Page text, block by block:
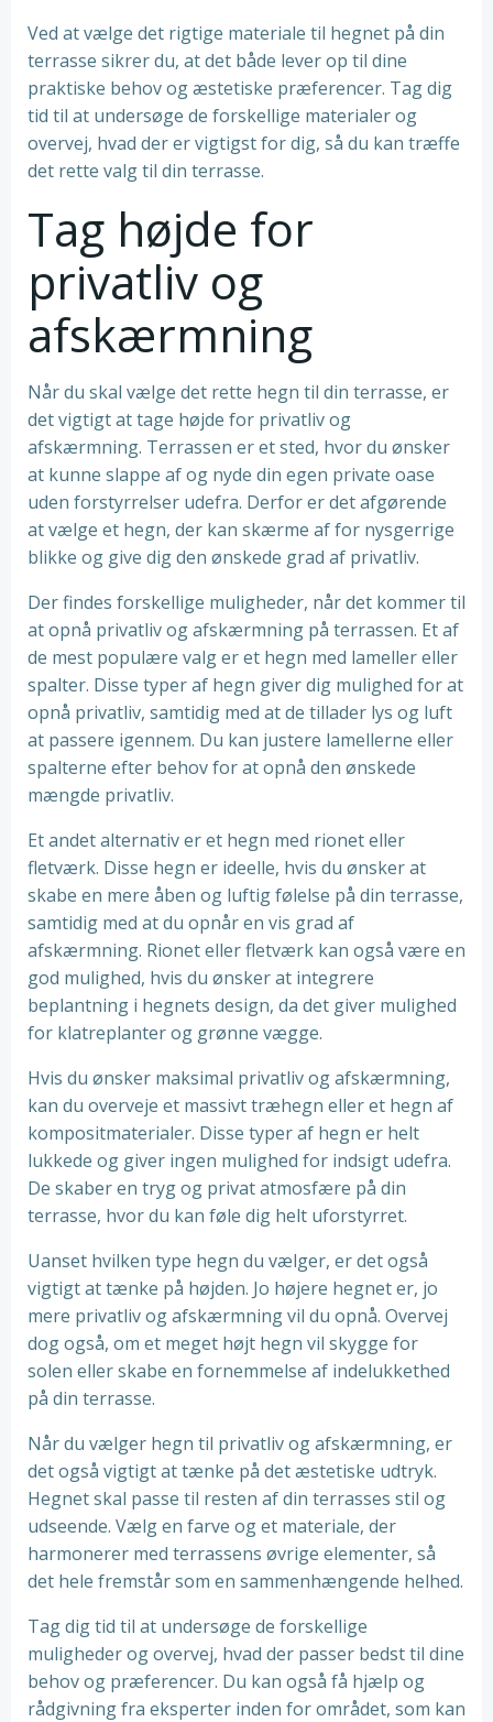
Ved at vælge det rigtige materiale til hegnet på din
terrasse sikrer du, at det både lever op til dine
praktiske behov og æstetiske præferencer. Tag dig
tid til at undersøge de forskellige materialer og
overvej, hvad der er vigtigst for dig, så du kan træffe
det rette valg til din terrasse.
Tag højde for
privatliv og
afskærmning
Når du skal vælge det rette hegn til din terrasse, er
det vigtigt at tage højde for privatliv og
afskærmning. Terrassen er et sted, hvor du ønsker
at kunne slappe af og nyde din egen private oase
uden forstyrrelser udefra. Derfor er det afgørende
at vælge et hegn, der kan skærme af for nysgerrige
blikke og give dig den ønskede grad af privatliv.
Der findes forskellige muligheder, når det kommer til
at opnå privatliv og afskærmning på terrassen. Et af
de mest populære valg er et hegn med lameller eller
spalter. Disse typer af hegn giver dig mulighed for at
opnå privatliv, samtidig med at de tillader lys og luft
at passere igennem. Du kan justere lamellerne eller
spalterne efter behov for at opnå den ønskede
mængde privatliv.
Et andet alternativ er et hegn med rionet eller
fletværk. Disse hegn er ideelle, hvis du ønsker at
skabe en mere åben og luftig følelse på din terrasse,
samtidig med at du opnår en vis grad af
afskærmning. Rionet eller fletværk kan også være en
god mulighed, hvis du ønsker at integrere
beplantning i hegnets design, da det giver mulighed
for klatreplanter og grønne vægge.
Hvis du ønsker maksimal privatliv og afskærmning,
kan du overveje et massivt træhegn eller et hegn af
kompositmaterialer. Disse typer af hegn er helt
lukkede og giver ingen mulighed for indsigt udefra.
De skaber en tryg og privat atmosfære på din
terrasse, hvor du kan føle dig helt uforstyrret.
Uanset hvilken type hegn du vælger, er det også
vigtigt at tænke på højden. Jo højere hegnet er, jo
mere privatliv og afskærmning vil du opnå. Overvej
dog også, om et meget højt hegn vil skygge for
solen eller skabe en fornemmelse af indelukkethed
på din terrasse.
Når du vælger hegn til privatliv og afskærmning, er
det også vigtigt at tænke på det æstetiske udtryk.
Hegnet skal passe til resten af din terrasses stil og
udseende. Vælg en farve og et materiale, der
harmonerer med terrassens øvrige elementer, så
det hele fremstår som en sammenhængende helhed.
Tag dig tid til at undersøge de forskellige
muligheder og overvej, hvad der passer bedst til dine
behov og præferencer. Du kan også få hjælp og
rådgivning fra eksperter inden for området, som kan